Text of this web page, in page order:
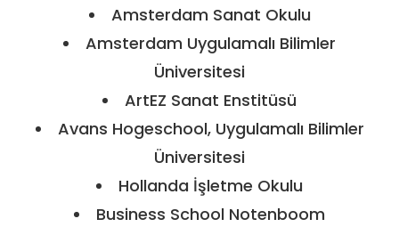
Amsterdam Sanat Okulu
Amsterdam Uygulamalı Bilimler
Üniversitesi
ArtEZ Sanat Enstitüsü
Avans Hogeschool, Uygulamalı Bilimler
Üniversitesi
Hollanda İşletme Okulu
Business School Notenboom